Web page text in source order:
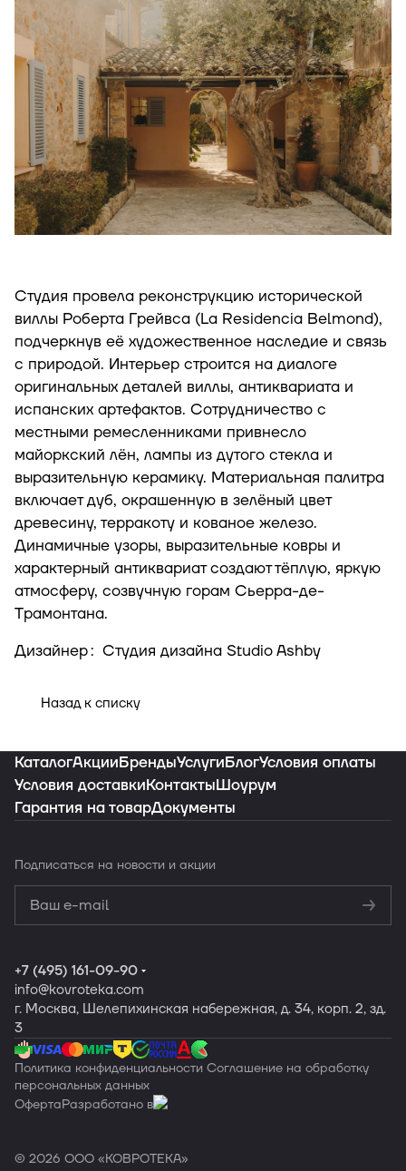
Студия провела реконструкцию исторической
виллы Роберта Грейвса (La Residencia Belmond),
подчеркнув её художественное наследие и связь
с природой. Интерьер строится на диалоге
оригинальных деталей виллы, антиквариата и
испанских артефактов. Сотрудничество с
местными ремесленниками привнесло
майоркский лён, лампы из дутого стекла и
выразительную керамику. Материальная палитра
включает дуб, окрашенную в зелёный цвет
древесину, терракоту и кованое железо.
Динамичные узоры, выразительные ковры и
характерный антиквариат создают тёплую, яркую
атмосферу, созвучную горам Сьерра-де-
Трамонтана.
Дизайнер: Студия дизайна Studio Ashby
Назад к списку
КаталогАкцииБрендыУслугиБлогУсловия оплаты
Условия доставкиКонтактыШоурум
Гарантия на товарДокументы
Подписаться на новости и акции
конфиденциальности
Обработку
персональных данных
+7 (495) 161-09-90
info@kovroteka.com
г. Москва, Шелепихинская набережная, д. 34, корп. 2, зд.
3
Политика конфиденциальности Соглашение на обработку
персональных данных
ОфертаРазработано в
© 2026 ООО «КОВРОТЕКА»